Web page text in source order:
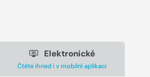
Elektronické
Čtěte ihned i v mobilní aplikaci